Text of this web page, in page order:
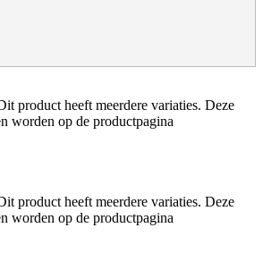
product heeft meerdere variaties. Deze
worden op de productpagina
product heeft meerdere variaties. Deze
worden op de productpagina